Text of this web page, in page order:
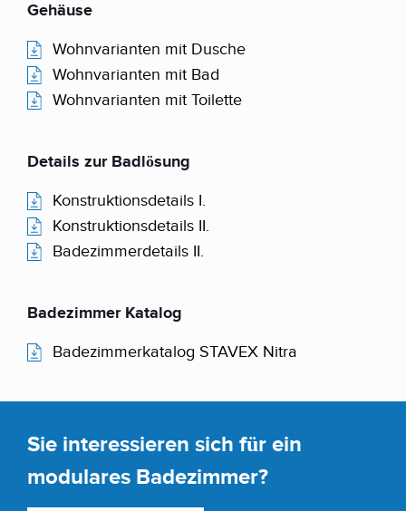
Gehäuse
Wohnvarianten mit Dusche
Wohnvarianten mit Bad
Wohnvarianten mit Toilette
Details zur Badlösung
Konstruktionsdetails I.
Konstruktionsdetails II.
Badezimmerdetails II.
Badezimmer Katalog
Badezimmerkatalog STAVEX Nitra
Sie interessieren sich für ein
modulares Badezimmer?